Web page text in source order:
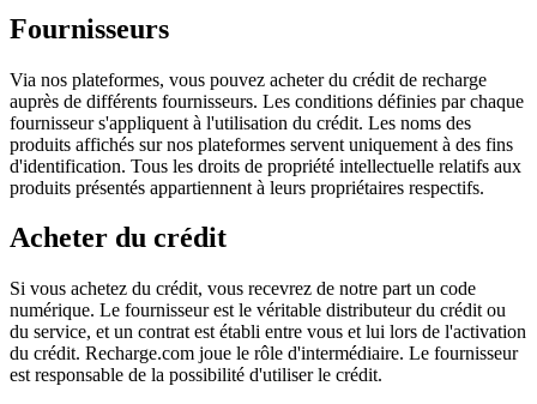
Fournisseurs
Via nos plateformes, vous pouvez acheter du crédit de recharge
auprès de différents fournisseurs. Les conditions définies par chaque
fournisseur s'appliquent à l'utilisation du crédit. Les noms des
produits affichés sur nos plateformes servent uniquement à des fins
d'identification. Tous les droits de propriété intellectuelle relatifs aux
produits présentés appartiennent à leurs propriétaires respectifs.
Acheter du crédit
Si vous achetez du crédit, vous recevrez de notre part un code
numérique. Le fournisseur est le véritable distributeur du crédit ou
du service, et un contrat est établi entre vous et lui lors de l'activation
du crédit. Recharge.com joue le rôle d'intermédiaire. Le fournisseur
est responsable de la possibilité d'utiliser le crédit.